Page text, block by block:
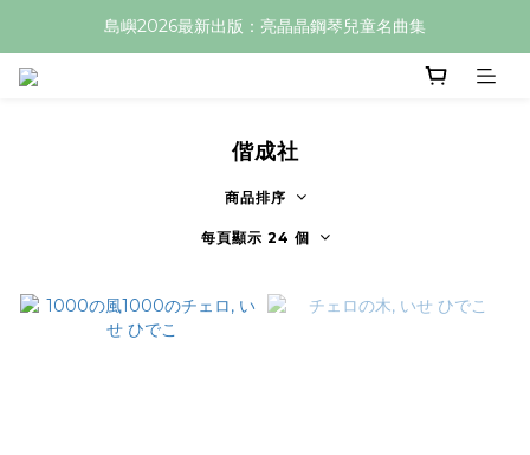
島嶼2026最新出版：亮晶晶鋼琴兒童名曲集
偕成社
商品排序
每頁顯示 24 個